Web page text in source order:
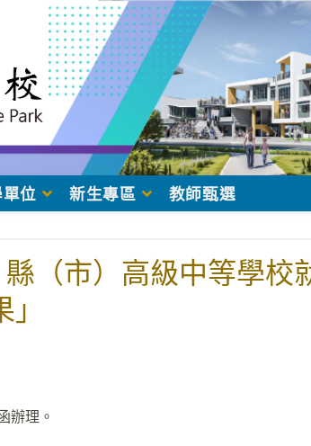
單位 新生專區 教師甄選
縣（市）高級中等學校
辦理。